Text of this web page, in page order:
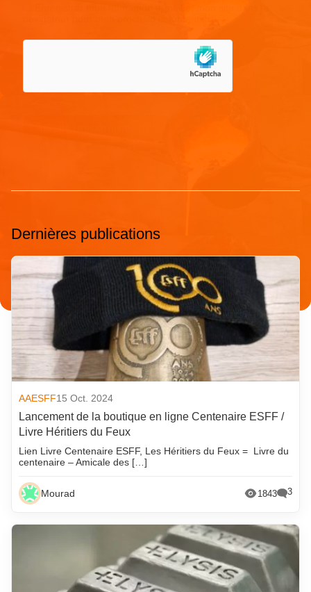
Dernières publications
AAESFF15 Oct. 2024
Lancement de la boutique en ligne Centenaire ESFF /
Livre Héritiers du Feux
Lien Livre Centenaire ESFF, Les Héritiers du Feux = Livre du
centenaire – Amicale des […]
Mourad 1843 3